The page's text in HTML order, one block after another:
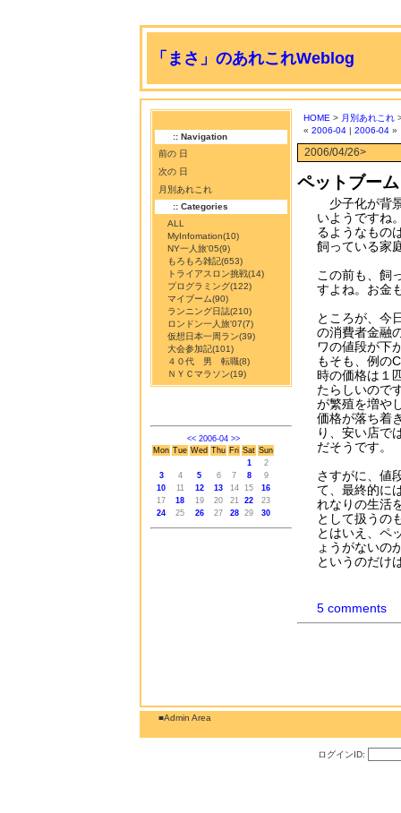
「まさ」のあれこれWeblog
:: Navigation
前の 日
次の 日
月別あれこれ
:: Categories
ALL
MyInfomation(10)
NY一人旅'05(9)
もろもろ雑記(653)
トライアスロン挑戦(14)
プログラミング(122)
マイブーム(90)
ランニング日誌(210)
ロンドン一人旅'07(7)
仮想日本一周ラン(39)
大会参加記(101)
４０代 男 転職(8)
ＮＹＣマラソン(19)
<< 2006-04 >>
Mon Tue Wed Thu Fri Sat Sun
1
2
3
4 5 6 7 8
9
10
11 12 13 14 15
16
17
18 19 20 21 22
23
24
25 26 27 28 29 30
HOME > 月別あれこれ
« 2006-04 | 2006-04 »
2006/04/26>
ペットブーム
少子化が背
いようですね
るようなもの
飼っている家
この前も、飼
すよね。お金
ところが、今
の消費者金融
ワの値段が下
もそも、例の
時の価格は１
たらしいので
が繁殖を増や
価格が落ち着
り、安い店で
だそうです。
さすがに、値
て、最終的に
れなりの生活
として扱うの
とはいえ、ペ
ょうがないの
というのだけ
5 comments
■Admin Area
ログインID: